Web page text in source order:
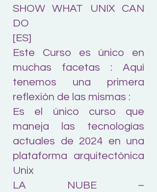
SHOW WHAT UNIX CAN
DO
[ES]
Este Curso es único en
muchas facetas : Aquí
tenemos una primera
reflexión de las mismas :
Es el único curso que
maneja las tecnologías
actuales de 2024 en una
plataforma arquitectónica
Unix
LA NUBE –